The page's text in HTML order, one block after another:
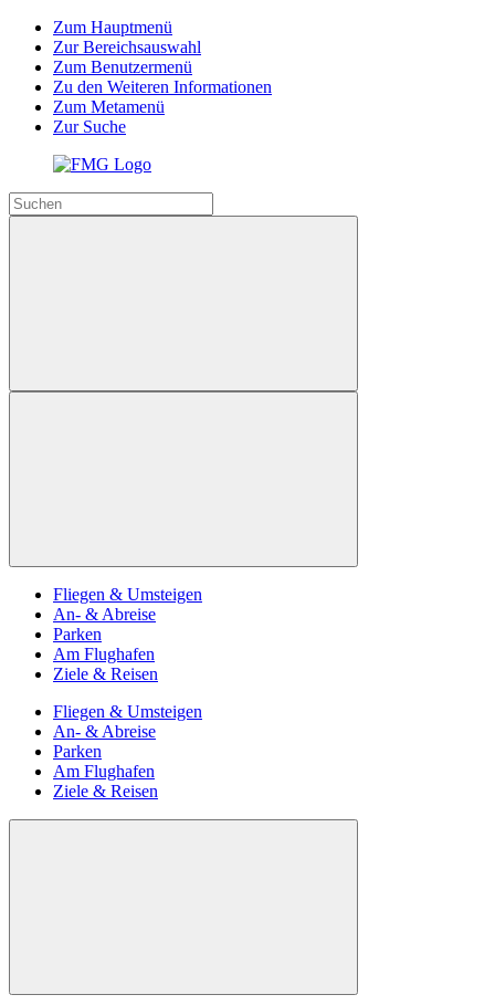
Zum Hauptmenü
Zur Bereichsauswahl
Zum Benutzermenü
Zu den Weiteren Informationen
Zum Metamenü
Zur Suche
Fliegen & Umsteigen
An- & Abreise
Parken
Am Flughafen
Ziele & Reisen
Fliegen & Umsteigen
An- & Abreise
Parken
Am Flughafen
Ziele & Reisen